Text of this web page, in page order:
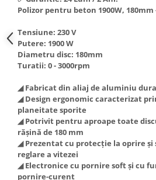
Truse de scule
Ventuze cu brate pentru transport
Vibratoare beton
Masini de spalat rufe cu uscator
Uscatoare de rufe
Masini de facut paine
Pachete electrocasnice
Seturi oale
SANDWICH MAKER
Storcatoare de fructe
Televizoare
Polizor pentru beton 1900W, 180mm
Tensiune: 230 V
Putere: 1900 W
Diametru disc: 180mm
Turatii: 0 - 3000rpm
◢ Fabricat din aliaj de aluminiu
◢ Design ergonomic caracterizat
planeitate sporite
◢ Potrivit pentru aproape toate
rășină de 180 mm
◢ Prezentat cu protecție la oprire și
reglare a vitezei
◢ Electronice cu pornire soft și cu
pornire-curent